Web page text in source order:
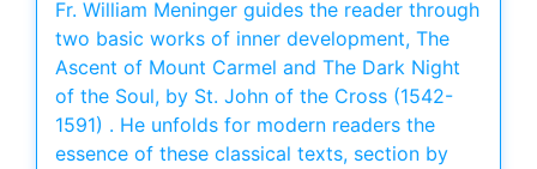
Fr. William Meninger guides the reader through
two basic works of inner development, The
Ascent of Mount Carmel and The Dark Night
of the Soul, by St. John of the Cross (1542-
1591) . He unfolds for modern readers the
essence of these classical texts, section by